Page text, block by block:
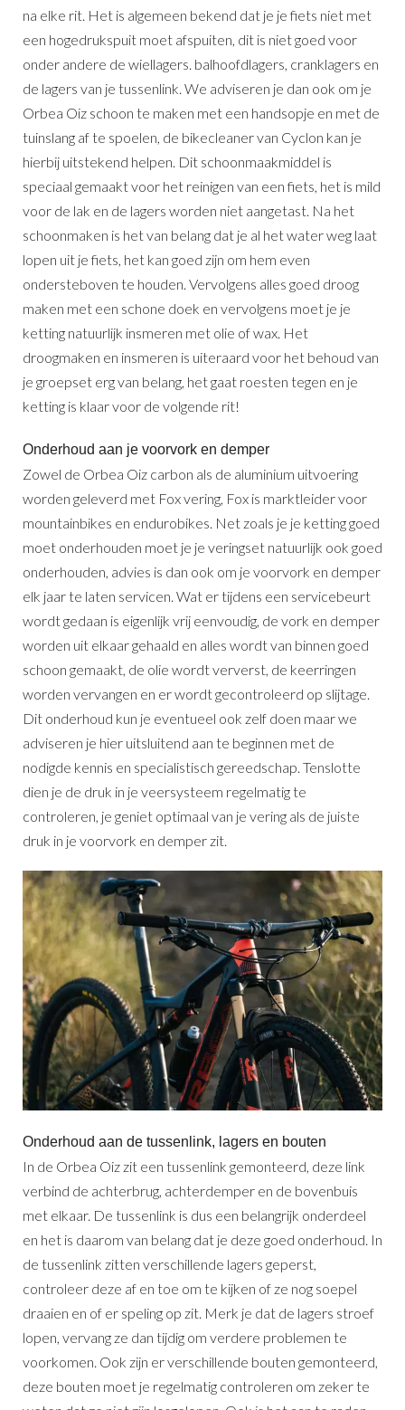
na elke rit. Het is algemeen bekend dat je je fiets niet met
een hogedrukspuit moet afspuiten, dit is niet goed voor
onder andere de wiellagers. balhoofdlagers, cranklagers en
de lagers van je tussenlink. We adviseren je dan ook om je
Orbea Oiz schoon te maken met een handsopje en met de
tuinslang af te spoelen, de bikecleaner van Cyclon kan je
hierbij uitstekend helpen. Dit schoonmaakmiddel is
speciaal gemaakt voor het reinigen van een fiets, het is mild
voor de lak en de lagers worden niet aangetast. Na het
schoonmaken is het van belang dat je al het water weg laat
lopen uit je fiets, het kan goed zijn om hem even
ondersteboven te houden. Vervolgens alles goed droog
maken met een schone doek en vervolgens moet je je
ketting natuurlijk insmeren met olie of wax. Het
droogmaken en insmeren is uiteraard voor het behoud van
je groepset erg van belang, het gaat roesten tegen en je
ketting is klaar voor de volgende rit!
Onderhoud aan je voorvork en demper
Zowel de Orbea Oiz carbon als de aluminium uitvoering
worden geleverd met Fox vering, Fox is marktleider voor
mountainbikes en endurobikes. Net zoals je je ketting goed
moet onderhouden moet je je veringset natuurlijk ook goed
onderhouden, advies is dan ook om je voorvork en demper
elk jaar te laten servicen. Wat er tijdens een servicebeurt
wordt gedaan is eigenlijk vrij eenvoudig, de vork en demper
worden uit elkaar gehaald en alles wordt van binnen goed
schoon gemaakt, de olie wordt ververst, de keerringen
worden vervangen en er wordt gecontroleerd op slijtage.
Dit onderhoud kun je eventueel ook zelf doen maar we
adviseren je hier uitsluitend aan te beginnen met de
nodigde kennis en specialistisch gereedschap. Tenslotte
dien je de druk in je veersysteem regelmatig te
controleren, je geniet optimaal van je vering als de juiste
druk in je voorvork en demper zit.
Onderhoud aan de tussenlink, lagers en bouten
In de Orbea Oiz zit een tussenlink gemonteerd, deze link
verbind de achterbrug, achterdemper en de bovenbuis
met elkaar. De tussenlink is dus een belangrijk onderdeel
en het is daarom van belang dat je deze goed onderhoud. In
de tussenlink zitten verschillende lagers geperst,
controleer deze af en toe om te kijken of ze nog soepel
draaien en of er speling op zit. Merk je dat de lagers stroef
lopen, vervang ze dan tijdig om verdere problemen te
voorkomen. Ook zijn er verschillende bouten gemonteerd,
deze bouten moet je regelmatig controleren om zeker te